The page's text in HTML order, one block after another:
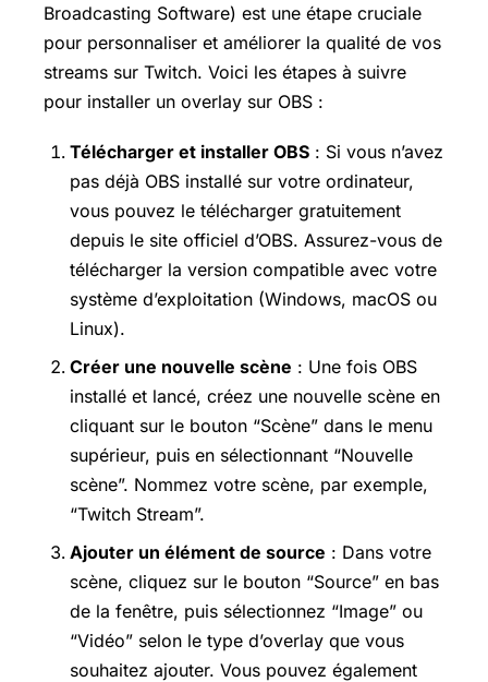
Broadcasting Software) est une étape cruciale
pour personnaliser et améliorer la qualité de vos
streams sur Twitch. Voici les étapes à suivre
pour installer un overlay sur OBS :
Télécharger et installer OBS : Si vous n’avez
pas déjà OBS installé sur votre ordinateur,
vous pouvez le télécharger gratuitement
depuis le site officiel d’OBS. Assurez-vous de
télécharger la version compatible avec votre
système d’exploitation (Windows, macOS ou
Linux).
Créer une nouvelle scène : Une fois OBS
installé et lancé, créez une nouvelle scène en
cliquant sur le bouton “Scène” dans le menu
supérieur, puis en sélectionnant “Nouvelle
scène”. Nommez votre scène, par exemple,
“Twitch Stream”.
Ajouter un élément de source : Dans votre
scène, cliquez sur le bouton “Source” en bas
de la fenêtre, puis sélectionnez “Image” ou
“Vidéo” selon le type d’overlay que vous
souhaitez ajouter. Vous pouvez également